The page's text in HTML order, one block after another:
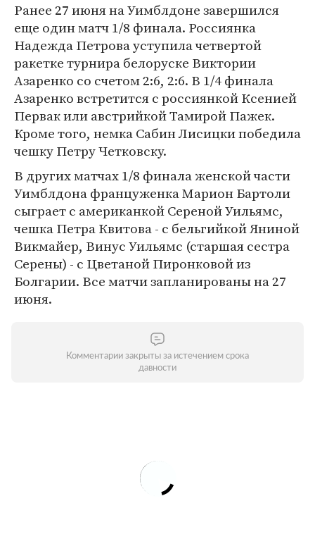
Ранее 27 июня на Уимблдоне завершился
еще один матч 1/8 финала. Россиянка
Надежда Петрова уступила четвертой
ракетке турнира белоруске Виктории
Азаренко со счетом 2:6, 2:6. В 1/4 финала
Азаренко встретится с россиянкой Ксенией
Первак или австрийкой Тамирой Пажек.
Кроме того, немка Сабин Лисицки победила
чешку Петру Четковску.
В других матчах 1/8 финала женской части
Уимблдона француженка Марион Бартоли
сыграет с американкой Сереной Уильямс,
чешка Петра Квитова - с бельгийкой Яниной
Викмайер, Винус Уильямс (старшая сестра
Серены) - с Цветаной Пиронковой из
Болгарии. Все матчи запланированы на 27
июня.
Комментарии закрыты за истечением срока
давности